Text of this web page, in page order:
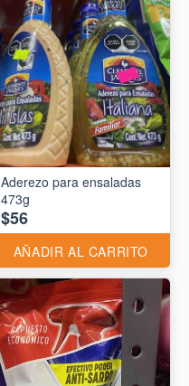
Aderezo para ensaladas
473g
$56
AÑADIR AL CARRITO